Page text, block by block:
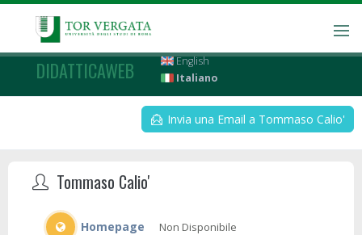
DIDATTICAWEB
English
Italiano
Invia una Email a Tommaso Calio'
Tommaso Calio'
Homepage Non Disponibile